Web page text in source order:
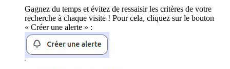
Gagnez du temps et évitez de ressaisir les critères de votre
recherche à chaque visite ! Pour cela, cliquez sur le bouton
« Créer une alerte » :